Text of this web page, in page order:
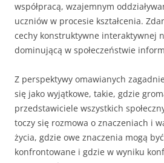
współpracą, wzajemnym
uczniów w procesie kształcenia.
cechy konstruktywne interaktywnej
dominującą w społeczeństwie
Z perspektywy omawianych
się jako wyjątkowe, takie, gdzie
przedstawiciele wszystkich
toczy się rozmowa o znaczeniach i
życia, gdzie owe znaczenia mogą
konfrontowane i gdzie w wyniku